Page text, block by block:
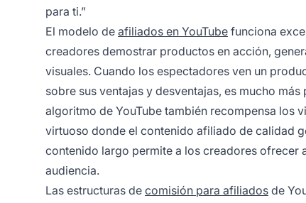
para ti.”
El modelo de afiliados en YouTube funciona
creadores demostrar productos en acción,
visuales. Cuando los espectadores ven un
sobre sus ventajas y desventajas, es mucho
algoritmo de YouTube también recompensa los
virtuoso donde el contenido afiliado de calidad
contenido largo permite a los creadores ofrecer
audiencia.
Las estructuras de comisión para afiliados de